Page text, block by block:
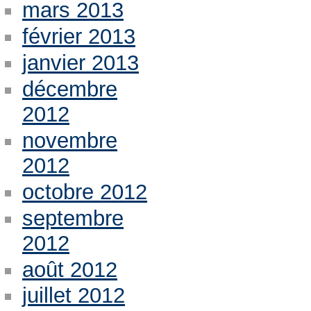
mars 2013
février 2013
janvier 2013
décembre
2012
novembre
2012
octobre 2012
septembre
2012
août 2012
juillet 2012